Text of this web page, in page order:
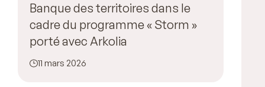
Banque des territoires dans le
cadre du programme « Storm »
porté avec Arkolia
11 mars 2026